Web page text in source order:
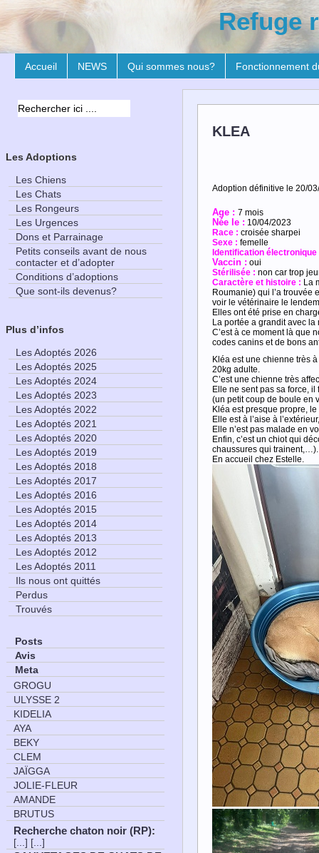
Refuge
Accueil NEWS Qui sommes nous? Fonctionnement
KLEA
Adoption définitive le 20/
Age : 7 mois
Née le : 10/04/2023
Race : croisée sharpei
Sexe : femelle
Identification
Vaccin : oui
Stérilisée : non car trop
Caractère et histoire : La
Roumanie) qui l’a trouvée
voir le vétérinaire le
Elles ont été prise en
La portée a grandit avec la
C’est à ce moment là que
codes canins et de bons
Kléa est une chienne très
20kg adulte.
C’est une chienne très
Elle ne sent pas sa force,
(un petit coup de boule en
Kléa est presque propre,
Elle est à l’aise à
Elle n’est pas malade en
Enfin, c’est un chiot qui
chaussures qui trainent,…).
En accueil chez Estelle.
Les Adoptions
Les Chiens
Les Chats
Les Rongeurs
Les Urgences
Dons et Parrainage
Petits conseils avant de nous
contacter et d’adopter
Conditions d’adoptions
Que sont-ils devenus?
Plus d’infos
Les Adoptés 2026
Les Adoptés 2025
Les Adoptés 2024
Les Adoptés 2023
Les Adoptés 2022
Les Adoptés 2021
Les Adoptés 2020
Les Adoptés 2019
Les Adoptés 2018
Les Adoptés 2017
Les Adoptés 2016
Les Adoptés 2015
Les Adoptés 2014
Les Adoptés 2013
Les Adoptés 2012
Les Adoptés 2011
Ils nous ont quittés
Perdus
Trouvés
Posts
Avis
Meta
GROGU
ULYSSE 2
KIDELIA
AYA
BEKY
CLEM
JAÏGGA
JOLIE-FLEUR
AMANDE
BRUTUS
Recherche chaton noir (RP):
[...] [...]